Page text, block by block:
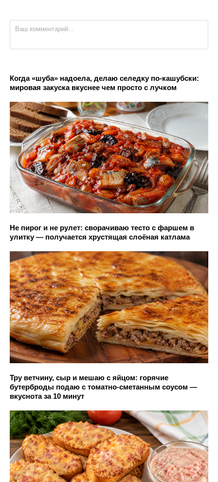
Когда «шуба» надоела, делаю селедку по-кашубски:
мировая закуска вкуснее чем просто с лучком
Не пирог и не рулет: сворачиваю тесто с фаршем в
улитку — получается хрустящая слоёная катлама
Тру ветчину, сыр и мешаю с яйцом: горячие
бутерброды подаю с томатно-сметанным соусом —
вкуснота за 10 минут